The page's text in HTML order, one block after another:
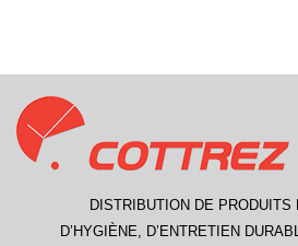
DISTRIBUTION DE PRODUITS
D’HYGIÈNE, D’ENTRETIEN